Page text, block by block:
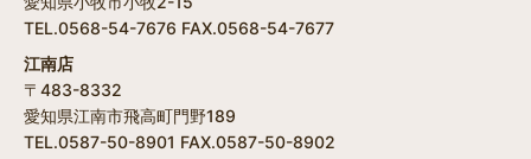
TEL.0568-54-7676 FAX.0568-54-7677
江南店
〒483-8332
愛知県江南市飛高町門野189
TEL.0587-50-8901 FAX.0587-50-8902